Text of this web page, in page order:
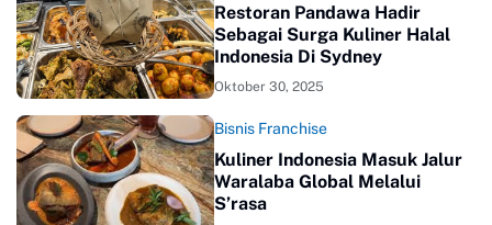
Restoran Pandawa Hadir
Sebagai Surga Kuliner Halal
Indonesia Di Sydney
Oktober 30, 2025
Bisnis Franchise
Kuliner Indonesia Masuk Jalur
Waralaba Global Melalui
S’rasa